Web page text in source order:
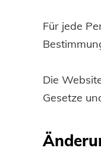
Für jede
Die
Gesetze